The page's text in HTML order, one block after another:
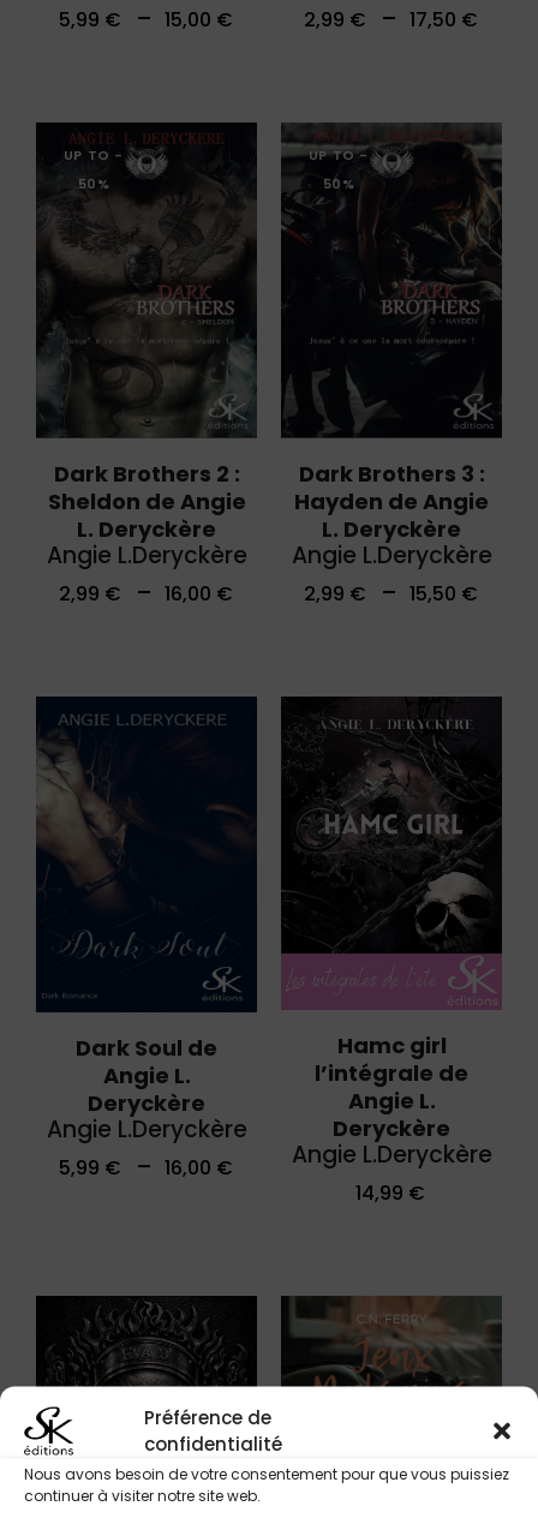
Préférence de
confidentialité
Nous avons besoin de votre consentement pour que vous puissiez
continuer à visiter notre site web.
5,99 € – 15,00 € 2,99 € – 17,50 €
UP TO -
50%
Dark Brothers 2 :
Sheldon de Angie
L. Deryckère
Angie L.Deryckère
2,99 € – 16,00 €
UP TO-
50%
Dark Brothers 3 :
Hayden de Angie
L. Deryckère
Angie L.Deryckère
2,99 € – 15,50 €
Dark Soul de
Angie L.
Deryckère
Angie L.Deryckère
5,99 € – 16,00 €
Hamc girl
l’intégrale de
Angie L.
Deryckère
Angie L.Deryckère
14,99 €